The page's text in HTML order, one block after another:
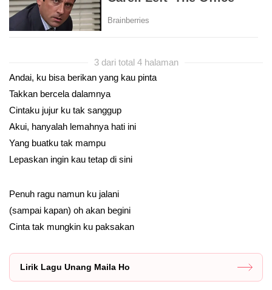
3 dari total 4 halaman
Andai, ku bisa berikan yang kau pinta
Takkan bercela dalamnya
Cintaku jujur ku tak sanggup
Akui, hanyalah lemahnya hati ini
Yang buatku tak mampu
Lepaskan ingin kau tetap di sini
Penuh ragu namun ku jalani
(sampai kapan) oh akan begini
Cinta tak mungkin ku paksakan
Lirik Lagu Unang Maila Ho